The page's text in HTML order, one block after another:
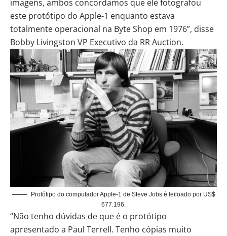
imagens, ambos concordamos que ele fotografou
este protótipo do Apple-1 enquanto estava
totalmente operacional na Byte Shop em 1976”, disse
Bobby Livingston VP Executivo da RR Auction.
Protótipo do computador Apple-1 de Steve Jobs é leiloado por US$
677.196.
“Não tenho dúvidas de que é o protótipo
apresentado a Paul Terrell. Tenho cópias muito